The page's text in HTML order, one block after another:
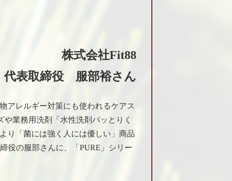
株式会社Fit88
代表取締役 服部裕さん
アレルギー対策にも使われるケアス
や業務用洗剤「水性洗剤パッとりく
り「菌には強く人には優しい」商品
役の服部さんに、「PURE」シリー